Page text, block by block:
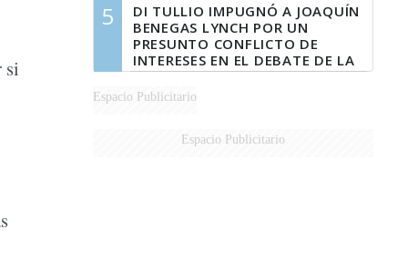
si
5
DI TULLIO IMPUGNÓ A JOAQUÍN
BENEGAS LYNCH POR UN
PRESUNTO CONFLICTO DE
INTERESES EN EL DEBATE DE LA
LEY DE TIERRAS
Espacio Publicitario
Espacio Publicitario